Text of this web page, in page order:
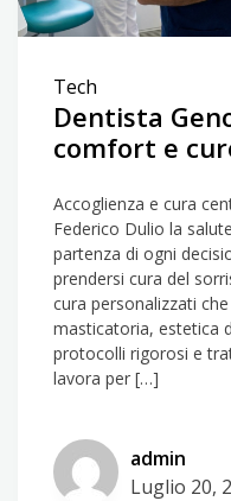
Tech
Dentista
comfort e
Accoglienza e cura
Federico Dulio la
partenza di ogni
prendersi cura del
cura personalizzati
masticatoria, estetica
protocolli rigorosi e
lavora per […]
admin
Luglio 20,